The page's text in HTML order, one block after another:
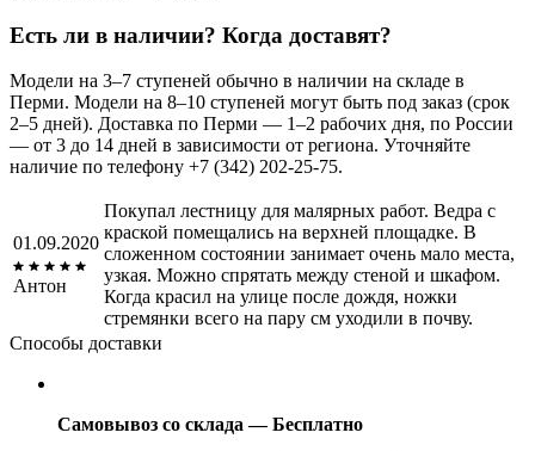
Есть ли в наличии? Когда доставят?
Модели на 3–7 ступеней обычно в наличии на складе в
Перми. Модели на 8–10 ступеней могут быть под заказ (срок
2–5 дней). Доставка по Перми — 1–2 рабочих дня, по России
— от 3 до 14 дней в зависимости от региона. Уточняйте
наличие по телефону +7 (342) 202-25-75.
01.09.2020
Антон
Покупал лестницу для малярных работ. Ведра с
краской помещались на верхней площадке. В
сложенном состоянии занимает очень мало места,
узкая. Можно спрятать между стеной и шкафом.
Когда красил на улице после дождя, ножки
стремянки всего на пару см уходили в почву.
Способы доставки
Самовывоз со склада — Бесплатно